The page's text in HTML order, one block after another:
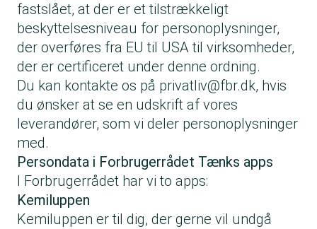
fastslået, at der er et tilstrækkeligt
beskyttelsesniveau for personoplysninger,
der overføres fra EU til USA til virksomheder,
der er certificeret under denne ordning.
Du kan kontakte os på privatliv@fbr.dk, hvis
du ønsker at se en udskrift af vores
leverandører, som vi deler personoplysninger
med.
Persondata i Forbrugerrådet Tænks apps
I Forbrugerrådet har vi to apps:
Kemiluppen
Kemiluppen er til dig, der gerne vil undgå